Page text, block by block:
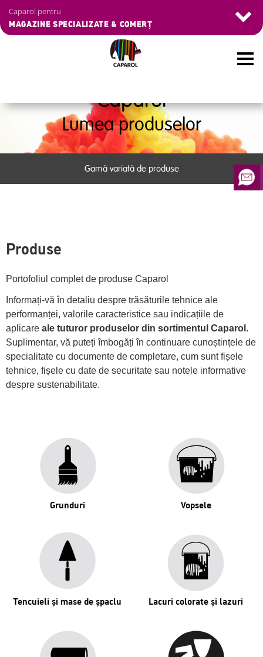
Skip
main
Caparol pentru
MAGAZINE SPECIALIZATE & COMERȚ
Navigation
überspringen
Caparol
Lumea produselor
Gamă variată de produse
Produse
Portofoliul complet de produse Caparol
Informați-vă în detaliu despre trăsăturile tehnice ale
performanței, valorile caracteristice sau indicațiile de
aplicare ale tuturor produselor din sortimentul Caparol.
Suplimentar, vă puteți îmbogăți în continuare cunoștințele de
specialitate cu documente de completare, cum sunt fișele
tehnice, fișele cu date de securitate sau notele informative
despre sustenabilitate.
Grunduri Vopsele
Tencuieli și mase de șpaclu Lacuri colorate și lazuri